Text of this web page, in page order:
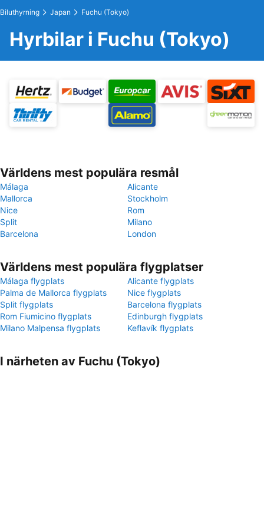
Biluthyrning Japan Fuchu (Tokyo)
Hyrbilar i Fuchu (Tokyo)
Världens mest populära resmål
Málaga
Alicante
Mallorca
Stockholm
Nice
Rom
Split
Milano
Barcelona
London
Världens mest populära flygplatser
Málaga flygplats
Alicante flygplats
Palma de Mallorca flygplats
Nice flygplats
Split flygplats
Barcelona flygplats
Rom Fiumicino flygplats
Edinburgh flygplats
Milano Malpensa flygplats
Keflavík flygplats
I närheten av Fuchu (Tokyo)